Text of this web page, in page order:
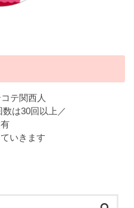
テ関西人
は30回以上／
いきます